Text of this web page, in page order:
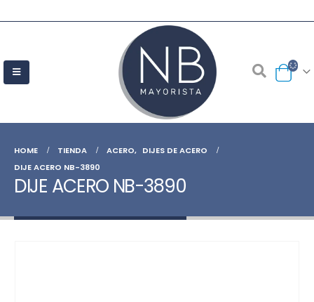
HOME TIENDA ACERO, DIJES DE ACERO
DIJE ACERO NB-3890
DIJE ACERO NB-3890